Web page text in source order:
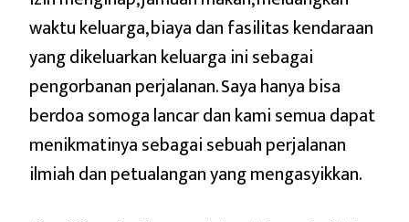
waktu keluarga, biaya dan fasilitas kendaraan
yang dikeluarkan keluarga ini sebagai
pengorbanan perjalanan. Saya hanya bisa
berdoa somoga lancar dan kami semua dapat
menikmatinya sebagai sebuah perjalanan
ilmiah dan petualangan yang mengasyikkan.